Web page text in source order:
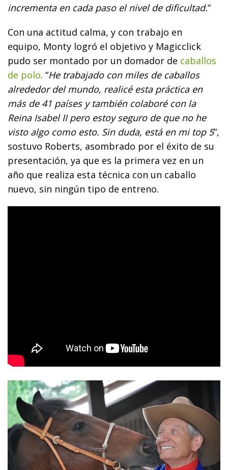
incrementa en cada paso el nivel de dificultad.”
Con una actitud calma, y con trabajo en
equipo, Monty logró el objetivo y Magicclick
pudo ser montado por un domador de caballos
de polo. “He trabajado con miles de caballos
alrededor del mundo, realicé esta práctica en
más de 41 países y también colaboré con la
Reina Isabel II pero estoy seguro de que no he
visto algo como esto. Sin duda, está en mi top 5”,
sostuvo Roberts, asombrado por el éxito de su
presentación, ya que es la primera vez en un
año que realiza esta técnica con un caballo
nuevo, sin ningún tipo de entreno.